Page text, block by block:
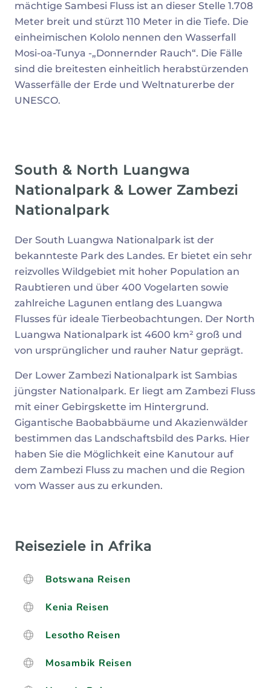
mächtige Sambesi Fluss ist an dieser Stelle 1.708
Meter breit und stürzt 110 Meter in die Tiefe. Die
einheimischen Kololo nennen den Wasserfall
Mosi-oa-Tunya -„Donnernder Rauch“. Die Fälle
sind die breitesten einheitlich herabstürzenden
Wasserfälle der Erde und Weltnaturerbe der
UNESCO.
South & North Luangwa
Nationalpark & Lower Zambezi
Nationalpark
Der South Luangwa Nationalpark ist der
bekannteste Park des Landes. Er bietet ein sehr
reizvolles Wildgebiet mit hoher Population an
Raubtieren und über 400 Vogelarten sowie
zahlreiche Lagunen entlang des Luangwa
Flusses für ideale Tierbeobachtungen. Der North
Luangwa Nationalpark ist 4600 km² groß und
von ursprünglicher und rauher Natur geprägt.
Der Lower Zambezi Nationalpark ist Sambias
jüngster Nationalpark. Er liegt am Zambezi Fluss
mit einer Gebirgskette im Hintergrund.
Gigantische Baobabbäume und Akazienwälder
bestimmen das Landschaftsbild des Parks. Hier
haben Sie die Möglichkeit eine Kanutour auf
dem Zambezi Fluss zu machen und die Region
vom Wasser aus zu erkunden.
Reiseziele in Afrika
Botswana Reisen
Kenia Reisen
Lesotho Reisen
Mosambik Reisen